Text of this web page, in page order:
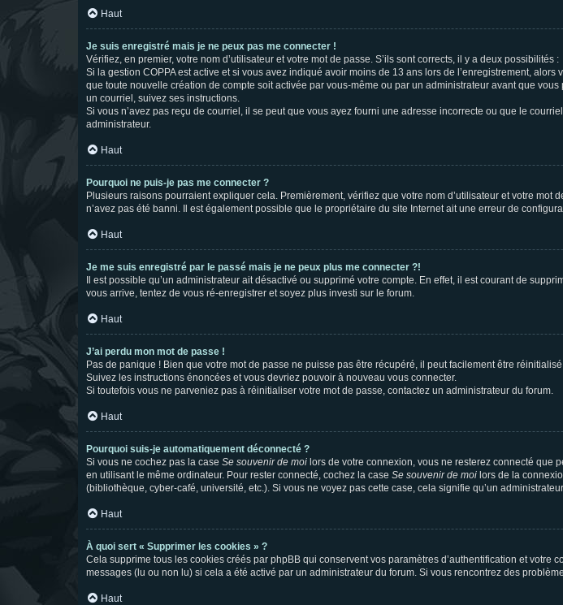
Haut
Je suis enregistré mais je ne peux pas me connecter !
Vérifiez, en premier, votre nom d’utilisateur et votre mot de passe. S’ils sont corrects, il y a deux possibilités :
Si la gestion COPPA est active et si vous avez indiqué avoir moins de 13 ans lors de l’enregistrement,
que toute nouvelle création de compte soit activée par vous-même ou par un administrateur avant que
un courriel, suivez ses instructions.
Si vous n’avez pas reçu de courriel, il se peut que vous ayez fourni une adresse incorrecte ou que le
administrateur.
Haut
Pourquoi ne puis-je pas me connecter ?
Plusieurs raisons pourraient expliquer cela. Premièrement, vérifiez que votre nom d’utilisateur et votre
n’avez pas été banni. Il est également possible que le propriétaire du site Internet ait une erreur de
Haut
Je me suis enregistré par le passé mais je ne peux plus me connecter ?!
Il est possible qu’un administrateur ait désactivé ou supprimé votre compte. En effet, il est courant de
vous arrive, tentez de vous ré-enregistrer et soyez plus investi sur le forum.
Haut
J’ai perdu mon mot de passe !
Pas de panique ! Bien que votre mot de passe ne puisse pas être récupéré, il peut facilement être
Suivez les instructions énoncées et vous devriez pouvoir à nouveau vous connecter.
Si toutefois vous ne parveniez pas à réinitialiser votre mot de passe, contactez un administrateur du forum.
Haut
Pourquoi suis-je automatiquement déconnecté ?
Si vous ne cochez pas la case Se souvenir de moi lors de votre connexion, vous ne resterez connecté que
en utilisant le même ordinateur. Pour rester connecté, cochez la case Se souvenir de moi lors de la
(bibliothèque, cyber-café, université, etc.). Si vous ne voyez pas cette case, cela signifie qu’un
Haut
À quoi sert « Supprimer les cookies » ?
Cela supprime tous les cookies créés par phpBB qui conservent vos paramètres d’authentification et
messages (lu ou non lu) si cela a été activé par un administrateur du forum. Si vous rencontrez des
Haut